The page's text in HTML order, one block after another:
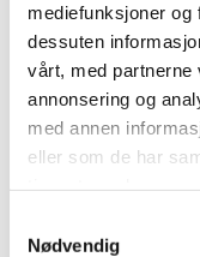
mediefunksjoner
dessuten
vårt, med partnerne
annonsering og
med annen
eller som de har
NødvendigDet kreves